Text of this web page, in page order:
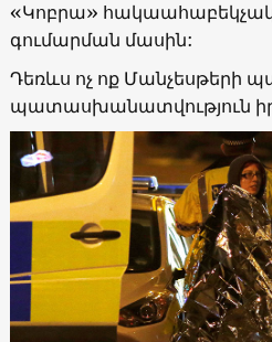
«Կոբրա»
գումարման մասին:
Դեռևս ոչ ոք Մանչեսթերի
պատասխանատվություն իր